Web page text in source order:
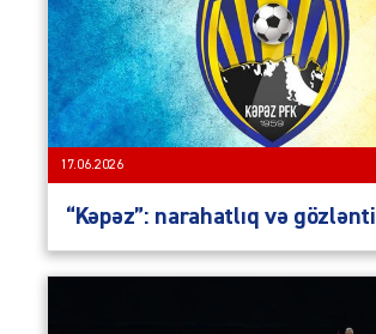
17.06.2026
“Kəpəz”: narahatlıq və gözlənti